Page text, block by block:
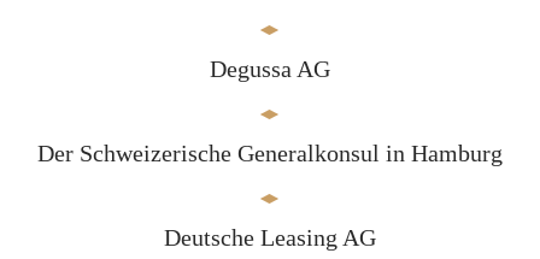
Degussa AG
Der Schweizerische Generalkonsul in Hamburg
Deutsche Leasing AG